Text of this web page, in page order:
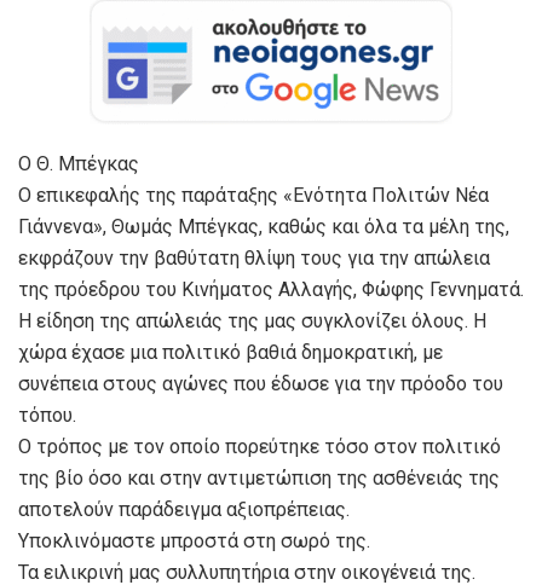
Ο Θ. Μπέγκας
Ο επικεφαλής της παράταξης «Ενότητα Πολιτών Νέα
Γιάννενα», Θωμάς Μπέγκας, καθώς και όλα τα μέλη της,
εκφράζουν την βαθύτατη θλίψη τους για την απώλεια
της πρόεδρου του Κινήματος Αλλαγής, Φώφης Γεννηματά.
Η είδηση της απώλειάς της μας συγκλονίζει όλους. Η
χώρα έχασε μια πολιτικό βαθιά δημοκρατική, με
συνέπεια στους αγώνες που έδωσε για την πρόοδο του
τόπου.
Ο τρόπος με τον οποίο πορεύτηκε τόσο στον πολιτικό
της βίο όσο και στην αντιμετώπιση της ασθένειάς της
αποτελούν παράδειγμα αξιοπρέπειας.
Υποκλινόμαστε μπροστά στη σωρό της.
Τα ειλικρινή μας συλλυπητήρια στην οικογένειά της.